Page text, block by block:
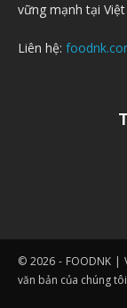
vững mạnh tại
Liên hệ:
© 2026 - FOODNK |
văn bản của chúng